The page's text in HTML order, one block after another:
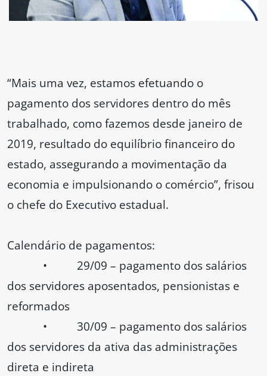
“Mais uma vez, estamos efetuando o
pagamento dos servidores dentro do mês
trabalhado, como fazemos desde janeiro de
2019, resultado do equilíbrio financeiro do
estado, assegurando a movimentação da
economia e impulsionando o comércio”, frisou
o chefe do Executivo estadual.
Calendário de pagamentos:
• 29/09 – pagamento dos salários
dos servidores aposentados, pensionistas e
reformados
• 30/09 – pagamento dos salários
dos servidores da ativa das administrações
direta e indireta